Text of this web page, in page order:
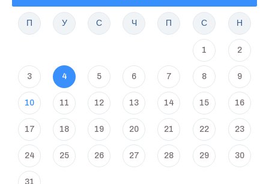
П У С Ч П С Н
1 2
3 4 5 6 7 8 9
10 11 12 13 14 15 16
17 18 19 20 21 22 23
24 25 26 27 28 29 30
31